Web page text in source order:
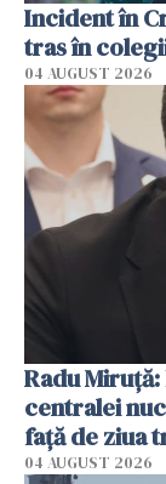
Incident în
tras în
04 AUGUST 2026
Radu
centralei
faţă de ziua
04 AUGUST 2026